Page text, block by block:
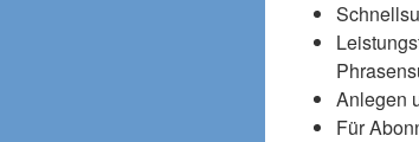
Anlegen
Für